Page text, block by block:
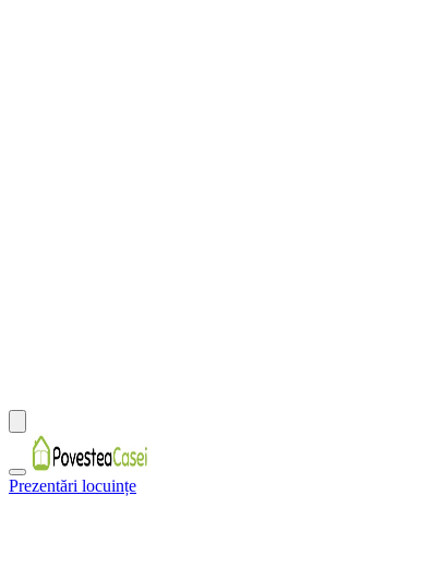
Prezentări locuințe